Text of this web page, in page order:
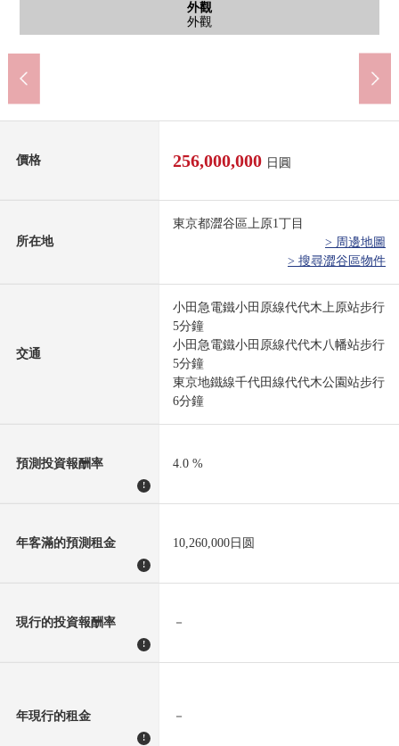
外觀
外觀
外觀
風景
外觀
外觀
共有部分
共有部分
共有部分
共有部分
共有部分
共有部分
含有前面道路的外觀
前面道路
含有前面道路的外觀
前面道路
代代木上原站(小田急小田原線)(約390m)
步行5分鐘。
代代木八幡站(小田急小田原線)(約390m)
步行5分鐘。
代代木公園站(東京地鐵線千代田線)(約440m)
步行6分鐘。
價格 256,000,000 日圓
所在地
東京都澀谷區上原1丁目
> 周邊地圖
> 搜尋澀谷區物件
交通
小田急電鐵小田原線代代木上原站步行
5分鐘
小田急電鐵小田原線代代木八幡站步行
5分鐘
東京地鐵線千代田線代代木公園站步行
6分鐘
預測投資報酬率
!
4.0 %
年客滿的預測租金
!
10,260,000日圆
現行的投資報酬率
!
－
年現行的租金
!
－